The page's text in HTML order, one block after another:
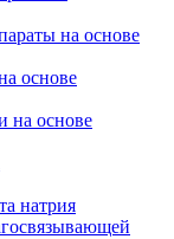
на основе
основе
на основе
натрия